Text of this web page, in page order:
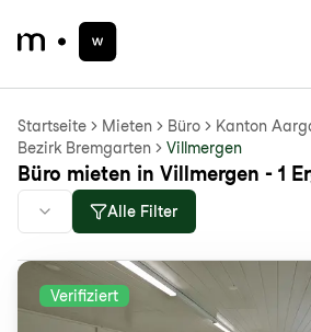
Startseite Mieten Büro
Kanton
Bezirk Bremgarten
Villmergen
Büro mieten in Villmergen - 1
Alle Filter
Verifiziert